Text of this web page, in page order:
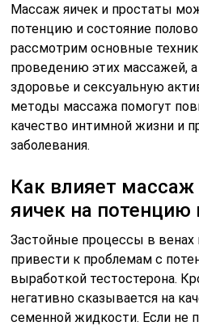
Массаж яичек и простаты
потенцию и состояние
рассмотрим основные
проведению этих массажей,
здоровье и сексуальную
методы массажа помогут
качество интимной жизни и
заболевания.
Как влияет
яичек на потенцию
Застойные процессы в венах
привести к проблемам с
выработкой тестостерона.
негативно сказывается на
семенной жидкости. Если не